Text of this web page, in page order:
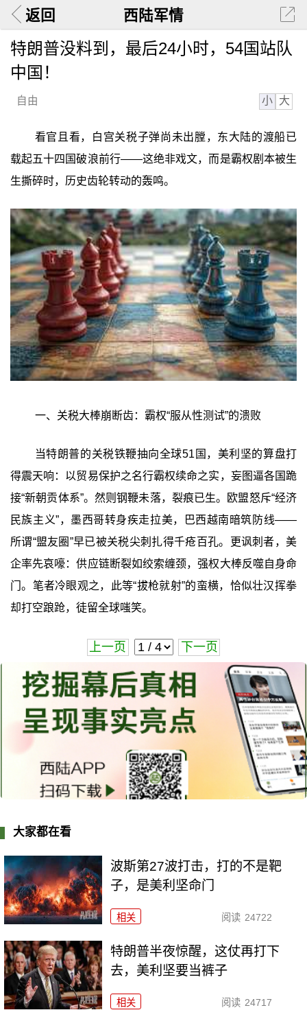
返回 西陆军情
特朗普没料到，最后24小时，54国站队
中国！
自由 小 大
看官且看，白宫关税子弹尚未出膛，东大陆的渡船已
载起五十四国破浪前行——这绝非戏文，而是霸权剧本被生
生撕碎时，历史齿轮转动的轰鸣。
一、关税大棒崩断齿：霸权“服从性测试”的溃败
当特朗普的关税铁鞭抽向全球51国，美利坚的算盘打
得震天响：以贸易保护之名行霸权续命之实，妄图逼各国跪
接“新朝贡体系”。然则钢鞭未落，裂痕已生。欧盟怒斥“经济
民族主义”，墨西哥转身疾走拉美，巴西越南暗筑防线——
所谓“盟友圈”早已被关税尖刺扎得千疮百孔。更讽刺者，美
企率先哀嚎：供应链断裂如绞索缠颈，强权大棒反噬自身命
门。笔者冷眼观之，此等“拔枪就射”的蛮横，恰似壮汉挥拳
却打空踉跄，徒留全球嗤笑。
上一页 下一页
大家都在看
波斯第27波打击，打的不是靶
子，是美利坚命门
相关 阅读 24722
特朗普半夜惊醒，这仗再打下
去，美利坚要当裤子
相关 阅读 24717